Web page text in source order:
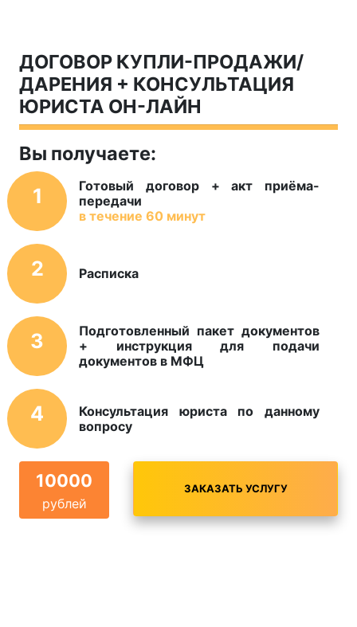
ДОГОВОР КУПЛИ-ПРОДАЖИ/
ДАРЕНИЯ + КОНСУЛЬТАЦИЯ
ЮРИСТА ОН-ЛАЙН
Вы получаете:
1
Готовый договор + акт приёма-
передачи
в течение 60 минут
2 Расписка
3
Подготовленный пакет документов
+ инструкция для подачи
документов в МФЦ
4
Консультация юриста по данному
вопросу
10000
рублей
ЗАКАЗАТЬ УСЛУГУ